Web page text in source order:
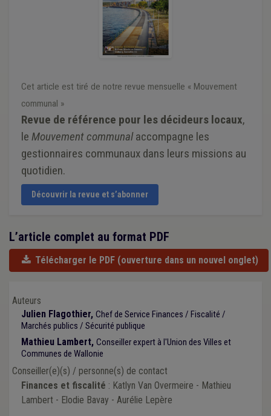
Cet article est tiré de notre revue mensuelle « Mouvement
communal »
Revue de référence pour les décideurs locaux,
le Mouvement communalaccompagne les
gestionnaires communaux dans leurs missions au
quotidien.
Découvrir la revue et s’abonner
L’article complet au format PDF
Télécharger le PDF (ouverture dans un nouvel onglet)
Auteurs
Julien Flagothier, Chef de Service Finances / Fiscalité /
Marchés publics / Sécurité publique
Mathieu Lambert, Conseiller expert à l'Union des Villes et
Communes de Wallonie
Conseiller(e)(s) / personne(s) de contact
Finances et fiscalité : Katlyn Van Overmeire - Mathieu
Lambert - Elodie Bavay - Aurélie Lepère